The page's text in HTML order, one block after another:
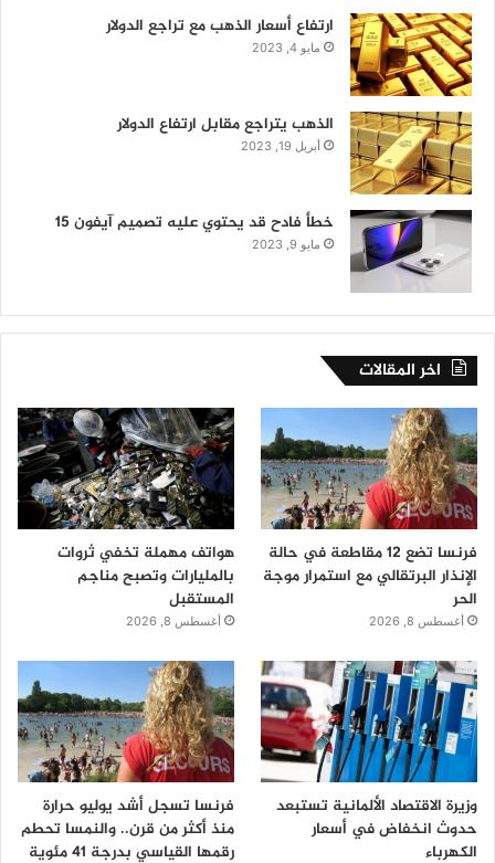
ارتفاع أسعار الذهب مع تراجع الدولار
مايو 4, 2023
الذهب يتراجع مقابل ارتفاع الدولار
أبريل 19, 2023
خطأ فادح قد يحتوي عليه تصميم آيفون 15
مايو 9, 2023
اخر المقالات
فرنسا تضع 12 مقاطعة في حالة
الإنذار البرتقالي مع استمرار موجة
الحر
أغسطس 8, 2026
هواتف مهملة تخفي ثروات
بالمليارات وتصبح مناجم
المستقبل
أغسطس 8, 2026
وزيرة الاقتصاد الألمانية تستبعد
حدوث انخفاض في أسعار
الكهرباء
فرنسا تسجل أشد يوليو حرارة
منذ أكثر من قرن.. والنمسا تحطم
رقمها القياسي بدرجة 41 مئوية